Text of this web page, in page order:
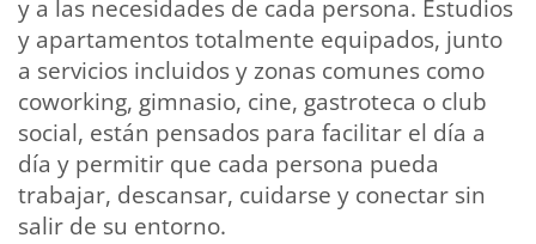
y a las necesidades de cada persona. Estudios
y apartamentos totalmente equipados, junto
a servicios incluidos y zonas comunes como
coworking, gimnasio, cine, gastroteca o club
social, están pensados para facilitar el día a
día y permitir que cada persona pueda
trabajar, descansar, cuidarse y conectar sin
salir de su entorno.